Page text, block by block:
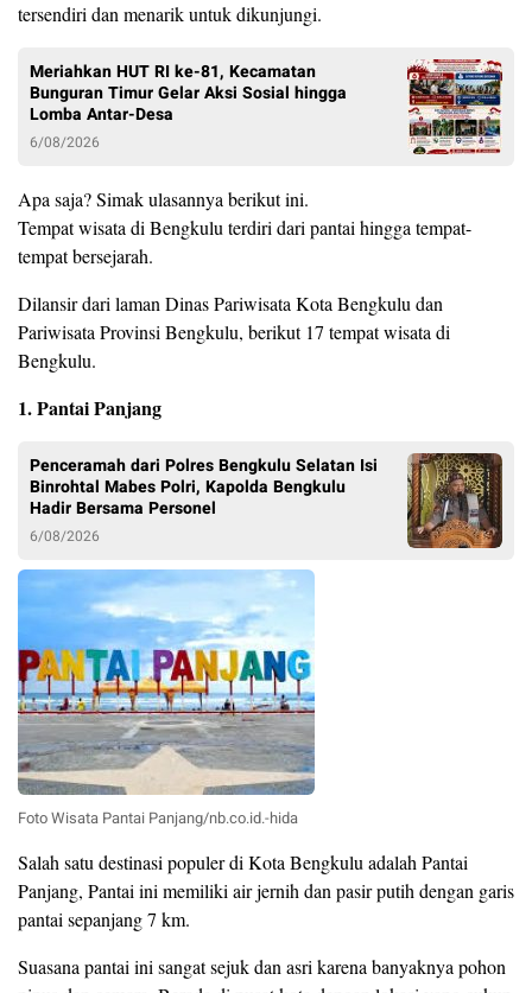
tersendiri dan menarik untuk dikunjungi.
Meriahkan HUT RI ke-81, Kecamatan
Bunguran Timur Gelar Aksi Sosial hingga
Lomba Antar-Desa
6/08/2026
Apa saja? Simak ulasannya berikut ini.
Tempat wisata di Bengkulu terdiri dari pantai hingga tempat-
tempat bersejarah.
Dilansir dari laman Dinas Pariwisata Kota Bengkulu dan
Pariwisata Provinsi Bengkulu, berikut 17 tempat wisata di
Bengkulu.
1. Pantai Panjang
Penceramah dari Polres Bengkulu Selatan Isi
Binrohtal Mabes Polri, Kapolda Bengkulu
Hadir Bersama Personel
6/08/2026
Foto Wisata Pantai Panjang/nb.co.id.-hida
Salah satu destinasi populer di Kota Bengkulu adalah Pantai
Panjang, Pantai ini memiliki air jernih dan pasir putih dengan garis
pantai sepanjang 7 km.
Suasana pantai ini sangat sejuk dan asri karena banyaknya pohon